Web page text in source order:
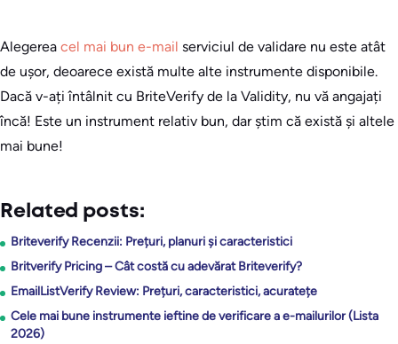
Alegerea cel mai bun e-mail serviciul de validare nu este atât
de ușor, deoarece există multe alte instrumente disponibile.
Dacă v-ați întâlnit cu BriteVerify de la Validity, nu vă angajați
încă! Este un instrument relativ bun, dar știm că există și altele
mai bune!
Related posts:
Briteverify Recenzii: Prețuri, planuri și caracteristici
Britverify Pricing – Cât costă cu adevărat Briteverify?
EmailListVerify Review: Prețuri, caracteristici, acuratețe
Cele mai bune instrumente ieftine de verificare a e-mailurilor (Lista
2026)